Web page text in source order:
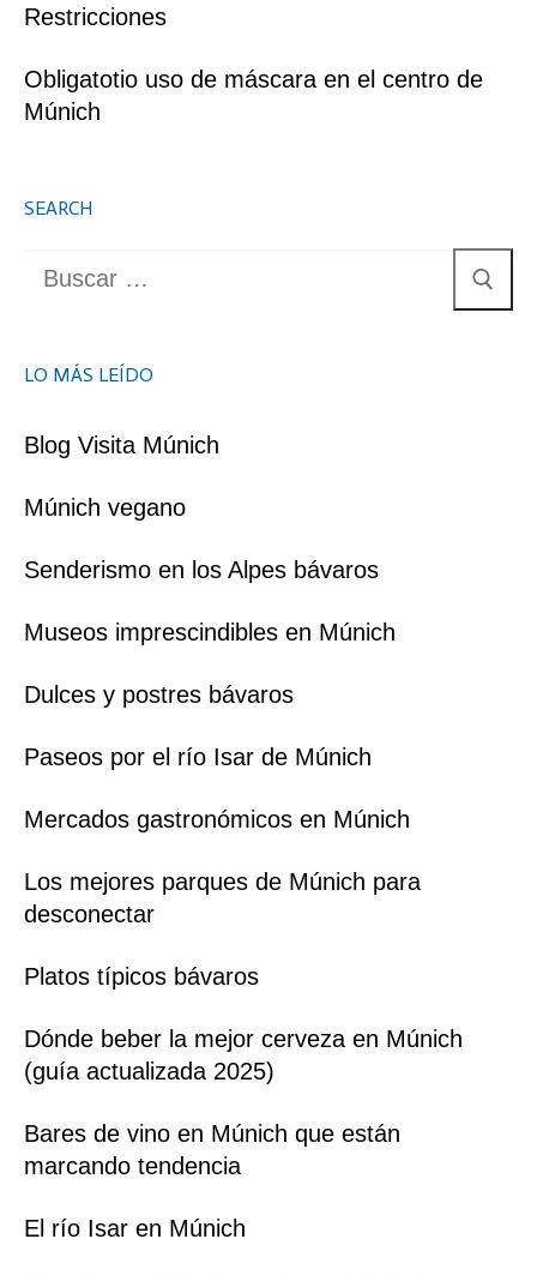
Restricciones
Obligatotio uso de máscara en el centro de
Múnich
SEARCH
LO MÁS LEÍDO
Blog Visita Múnich
Múnich vegano
Senderismo en los Alpes bávaros
Museos imprescindibles en Múnich
Dulces y postres bávaros
Paseos por el río Isar de Múnich
Mercados gastronómicos en Múnich
Los mejores parques de Múnich para
desconectar
Platos típicos bávaros
Dónde beber la mejor cerveza en Múnich
(guía actualizada 2025)
Bares de vino en Múnich que están
marcando tendencia
El río Isar en Múnich